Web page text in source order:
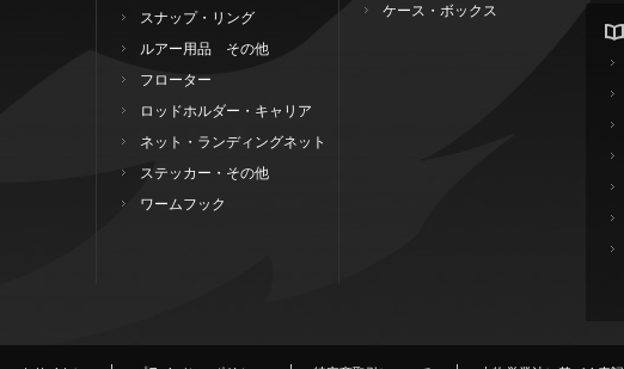
スナップ・リング
ルアー用品 その他
フローター
ロッドホルダー・キャリア
ネット・ランディングネット
ステッカー・その他
ワームフック
ケース・ボックス